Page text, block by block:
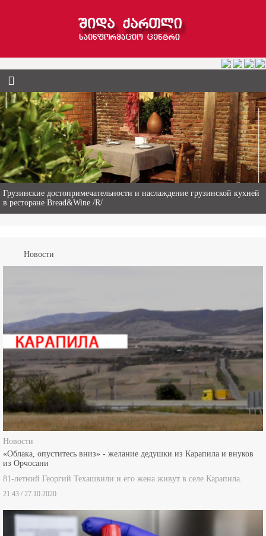
Гиви Абалаки – 86-летний фермер из Горийского муниципалитета
Новости
«Облака, опуститесь вниз» - желание дедушки из Карапила и внуков
из Орчосани
81-летний Георгий Техашвили и его жена живут в селе Карапила.
21:43 / 27.10.2020